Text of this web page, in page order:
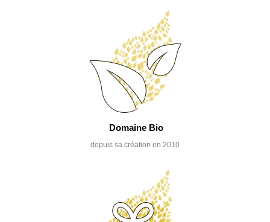
Domaine Bio
depuis sa création en 2010